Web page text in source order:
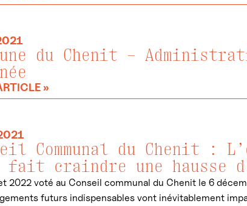
du Chenit –
»
Communal du Chenit :
fait craindre une hausse
2022 voté au Conseil communal du Chenit le 6
futurs indispensables vont inévitablement